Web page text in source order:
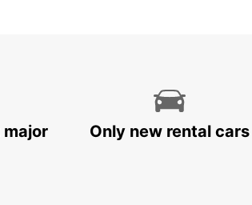
Only new rental cars